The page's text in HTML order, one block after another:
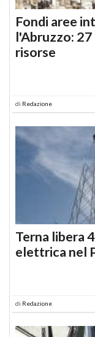
Fondi aree
l'Abruzzo:
risorse
di Redazione
Terna libera
elettrica nel
di Redazione